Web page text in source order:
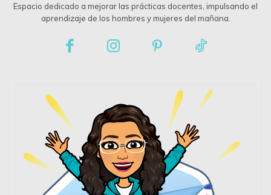
Espacio dedicado a mejorar las prácticas docentes, impulsando el
aprendizaje de los hombres y mujeres del mañana.